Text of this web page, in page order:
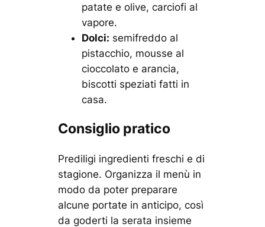
patate e olive, carciofi al
vapore.
Dolci: semifreddo al
pistacchio, mousse al
cioccolato e arancia,
biscotti speziati fatti in
casa.
Consiglio pratico
Prediligi ingredienti freschi e di
stagione. Organizza il menù in
modo da poter preparare
alcune portate in anticipo, così
da goderti la serata insieme